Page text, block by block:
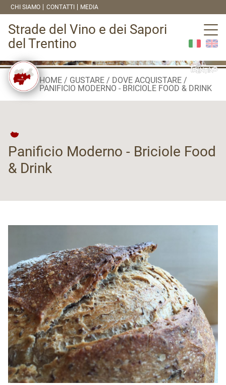
CHI SIAMO CONTATTI MEDIA
Strade del Vino e dei Sapori
del Trentino
HOME GUSTARE
DOVE ACQUISTARE
PANIFICIO MODERNO - BRICIOLE FOOD & DRINK
Panificio Moderno - Briciole Food
& Drink